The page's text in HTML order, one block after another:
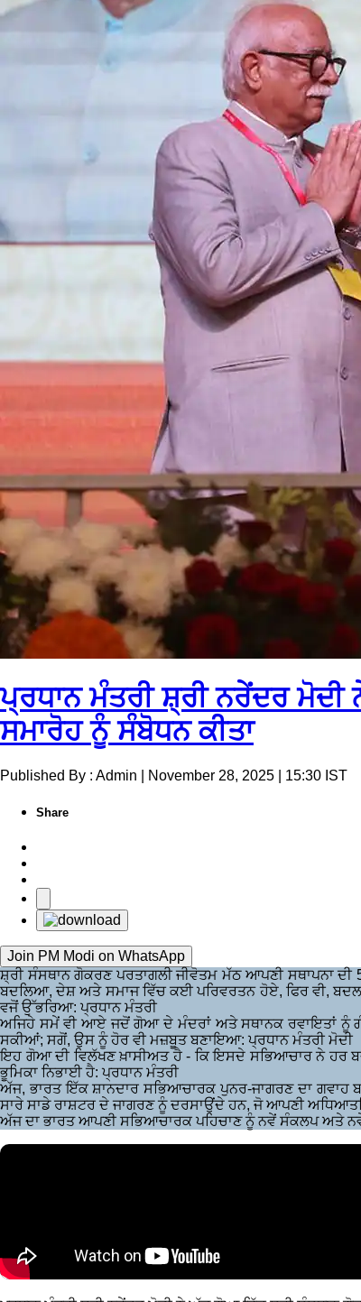
ਪ੍ਰਧਾਨ ਮੰਤਰੀ ਸ਼੍ਰੀ ਨਰੇਂਦਰ
ਸਮਾਰੋਹ ਨੂੰ ਸੰਬੋਧਨ ਕੀਤਾ
Published By : Admin | November 28, 2025 | 15:30 IST
Share
Join PM Modi on WhatsApp
ਸ਼੍ਰੀ ਸੰਸਥਾਨ ਗੋਕਰਣ ਪਰਤਾਗਲੀ ਜੀਵੋਤਮ ਮੱਠ ਆਪਣੀ ਸਥਾਪਨਾ
ਬਦਲਿਆ, ਦੇਸ਼ ਅਤੇ ਸਮਾਜ ਵਿੱਚ ਕਈ ਪਰਿਵਰਤਨ ਹੋਏ, ਫਿਰ ਵੀ,
ਵਜੋਂ ਉੱਭਰਿਆ: ਪ੍ਰਧਾਨ ਮੰਤਰੀ
ਅਜਿਹੇ ਸਮੇਂ ਵੀ ਆਏ ਜਦੋਂ ਗੋਆ ਦੇ ਮੰਦਰਾਂ ਅਤੇ ਸਥਾਨਕ ਰਵਾਇਤਾਂ ਨੂੰ
ਸਕੀਆਂ; ਸਗੋਂ, ਉਸ ਨੂੰ ਹੋਰ ਵੀ ਮਜ਼ਬੂਤ ਬਣਾਇਆ: ਪ੍ਰਧਾਨ ਮੰਤਰੀ ਮੋਦੀ
ਇਹ ਗੋਆ ਦੀ ਵਿਲੱਖਣ ਖ਼ਾਸੀਅਤ ਹੈ - ਕਿ ਇਸਦੇ ਸਭਿਆਚਾਰ ਨੇ ਹਰ
ਭੂਮਿਕਾ ਨਿਭਾਈ ਹੈ: ਪ੍ਰਧਾਨ ਮੰਤਰੀ
ਅੱਜ, ਭਾਰਤ ਇੱਕ ਸ਼ਾਨਦਾਰ ਸਭਿਆਚਾਰਕ ਪੁਨਰ-ਜਾਗਰਣ ਦਾ ਗਵਾਹ
ਸਾਰੇ ਸਾਡੇ ਰਾਸ਼ਟਰ ਦੇ ਜਾਗਰਣ ਨੂੰ ਦਰਸਾਉਂਦੇ ਹਨ, ਜੋ ਆਪਣੀ
ਅੱਜ ਦਾ ਭਾਰਤ ਆਪਣੀ ਸਭਿਆਚਾਰਕ ਪਹਿਚਾਣ ਨੂੰ ਨਵੇਂ ਸੰਕਲਪ ਅਤੇ